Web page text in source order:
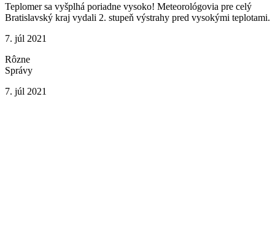
Teplomer sa vyšplhá poriadne vysoko! Meteorológovia pre celý
Bratislavský kraj vydali 2. stupeň výstrahy pred vysokými teplotami.
7. júl 2021
Rôzne
Správy
7. júl 2021